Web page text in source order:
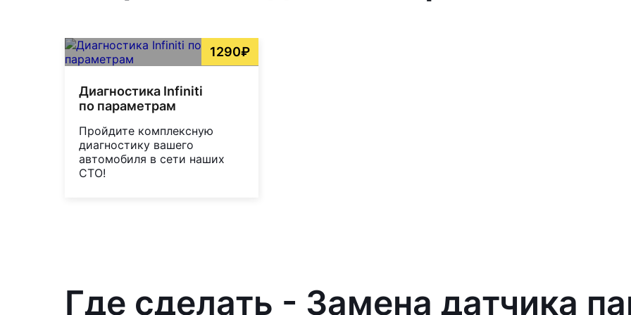
1290₽
Диагностика Infiniti
по параметрам
Пройдите комплексную
диагностику вашего
автомобиля в сети наших
СТО!
Где сделать - Замена датчика